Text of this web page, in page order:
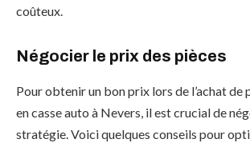
coûteux.
Négocier le prix des pièces
Pour obtenir un bon prix lors de l’achat de
en casse auto à Nevers, il est crucial de
stratégie. Voici quelques conseils pour